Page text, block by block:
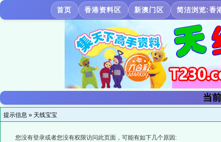
首页 香港资料区 新澳门区 简洁浏览:香
当
提示信息 » 天线宝宝
您没有登录或者您没有权限访问此页面，可能有如下几个原因: